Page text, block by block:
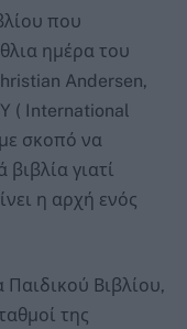
που
ημέρα του
Andersen,
( International
σκοπό να
γιατί
η αρχή ενός
Βιβλίου,
της